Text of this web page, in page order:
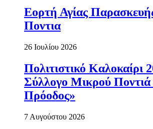
Εορτή Αγίας
Ποντια
26 Ιουλίου 2026
Πολιτιστικό Καλοκαίρι
Σύλλογο Μικρού
Πρόοδος»
7 Αυγούστου 2026